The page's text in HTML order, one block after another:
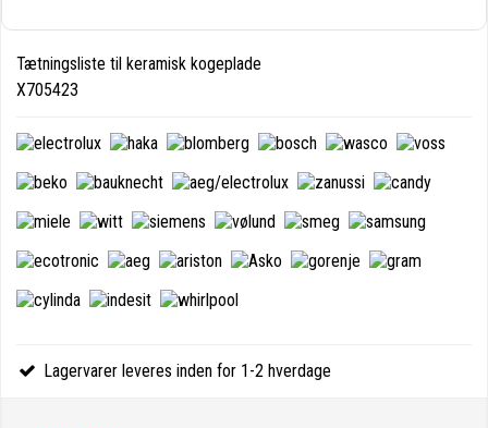
Tætningsliste til keramisk kogeplade
X705423
Lagervarer leveres inden for 1-2 hverdage